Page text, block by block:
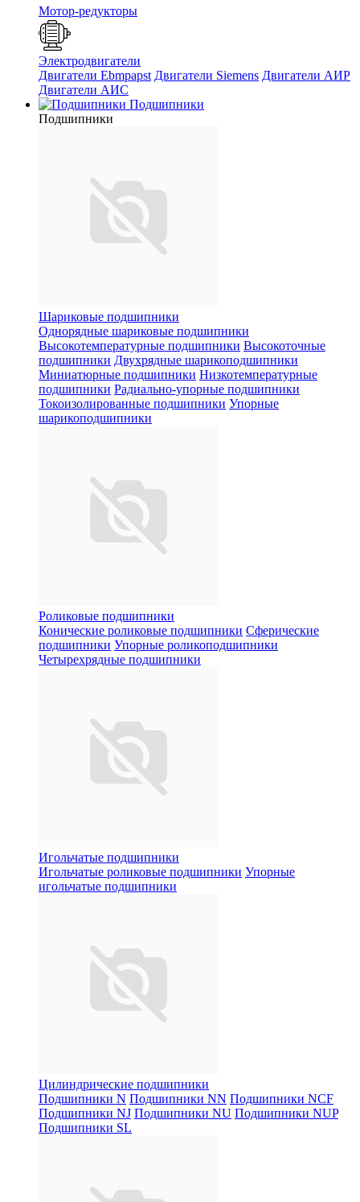
Мотор-редукторы
Электродвигатели
Двигатели Ebmpapst Двигатели Siemens Двигатели АИР
Двигатели АИС
Подшипники
Подшипники
Шариковые подшипники
Однорядные шариковые подшипники
Высокотемпературные подшипники Высокоточные
подшипники Двухрядные шарикоподшипники
Миниатюрные подшипники Низкотемпературные
подшипники Радиально-упорные подшипники
Токоизолированные подшипники Упорные
шарикоподшипники
Роликовые подшипники
Конические роликовые подшипники Сферические
подшипники Упорные роликоподшипники
Четырехрядные подшипники
Игольчатые подшипники
Игольчатые роликовые подшипники Упорные
игольчатые подшипники
Цилиндрические подшипники
Подшипники N Подшипники NN Подшипники NCF
Подшипники NJ Подшипники NU Подшипники NUP
Подшипники SL